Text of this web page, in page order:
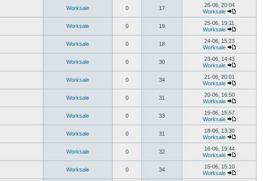
Worksale 0 17
26-06, 20:04
Worksale
Worksale 0 19
25-06, 19:11
Worksale
Worksale 0 18
24-06, 15:23
Worksale
Worksale 0 30
23-06, 14:43
Worksale
Worksale 0 34
21-06, 20:01
Worksale
Worksale 0 31
20-06, 16:50
Worksale
Worksale 0 33
19-06, 15:57
Worksale
Worksale 0 31
18-06, 13:30
Worksale
Worksale 0 32
16-06, 19:44
Worksale
Worksale 0 34
15-06, 15:10
Worksale